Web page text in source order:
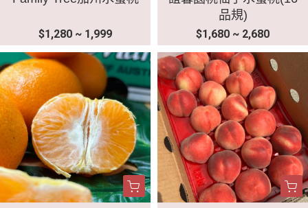
$1,280 ~ 1,999
品規)
$1,680 ~ 2,680